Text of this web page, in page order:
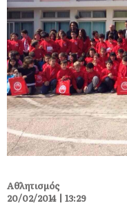
Αθλητισμός
20/02/2014 | 13:29